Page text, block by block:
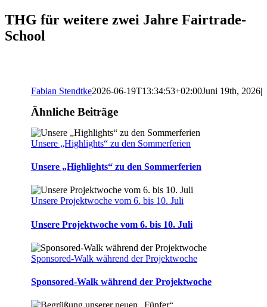
THG für weitere zwei Jahre Fairtrade-
School
Fabian Stendtke2026-06-19T13:34:53+02:00Juni 19th, 2026|
Ähnliche Beiträge
Unsere „Highlights“ zu den Sommerferien
Unsere „Highlights“ zu den Sommerferien
Unsere Projektwoche vom 6. bis 10. Juli
Unsere Projektwoche vom 6. bis 10. Juli
Sponsored-Walk während der Projektwoche
Sponsored-Walk während der Projektwoche